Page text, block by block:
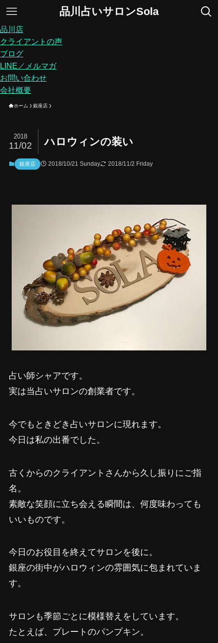
品川占いサロンSola
品川店
クライアントの声
ブログ
LINE／メルマガ
お問い合わせ
会社概要
ホーム 銀座店
ハロウィンの装い
2018
11/02
銀座店 2018/10/21 Sunday 2018/11/2 Friday
占い師シャアです。
実は当占いサロンの創業者です。
今でもときどき占いサロンに現れます。
今日は私の出番でした。
古くからのクライアントさんから久し振りにご指
名。
素敵な笑顔に立ち会える瞬間は、何度味わっても
いいものです。
今日のお役目を終えてサロンを後に。
銀座の街中がハロウィンの雰囲気に包まれていま
す。
サロンも季節ごとに模様替えをしています。
たとえば、プレートのパンプキン。